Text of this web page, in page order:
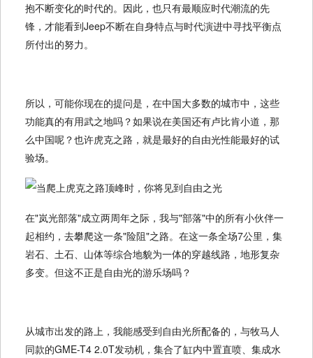
抱不断变化的时代的。因此，也只有最顺应时代潮流的先
锋，才能看到Jeep不断在自身特点与时代演进中寻找平衡点
所付出的努力。
所以，可能你现在的提问是，在中国大多数的城市中，这些
功能真的有用武之地吗？如果说在美国还有卢比肯小道，那
么中国呢？也许虎克之路，就是最好的自由光性能最好的试
验场。
在"岚光部落"成立两周年之际，我与"部落"中的所有小伙伴一
起相约，去攀爬这一条"险阻"之路。在这一条全场7公里，集
岩石、土石、山体等综合地貌为一体的穿越线路，地形复杂
多变。但这不正是自由光的游乐场吗？
从城市出发的路上，我能感受到自由光所配备的，与牧马人
同款的GME-T4 2.0T发动机，集合了缸内中置直喷、集成水